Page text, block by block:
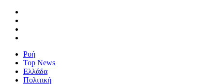
Ροή
Top News
Ελλάδα
Πολιτική